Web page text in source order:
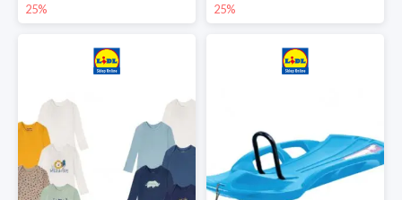
25% 25%